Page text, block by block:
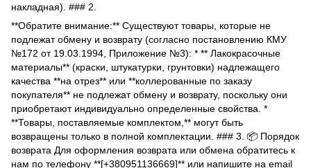
накладная). ### 2.
**Обратите внимание:** Существуют товары, которые не
подлежат обмену и возврату (согласно постановлению КМУ
№172 от 19.03.1994, Приложение №3): * ** Лакокрасочные
материалы** (краски, штукатурки, грунтовки) надлежащего
качества **на отрез** или **коллерованные по заказу
покупателя** не подлежат обмену и возврату, поскольку они
приобретают индивидуально определенные свойства. *
**Товары, поставляемые комплектом,** могут быть
возвращены только в полной комплектации. ### 3. 📦 Порядок
возврата Для оформления возврата или обмена обратитесь к
нам по телефону **[+380951136669]** или напишите на email